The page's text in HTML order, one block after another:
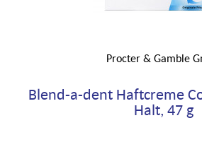
Procter & Gamble
Blend-a-dent Haftcreme
Halt, 47 g